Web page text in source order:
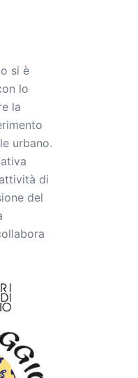
si è
lo
la
urbano.
di
del